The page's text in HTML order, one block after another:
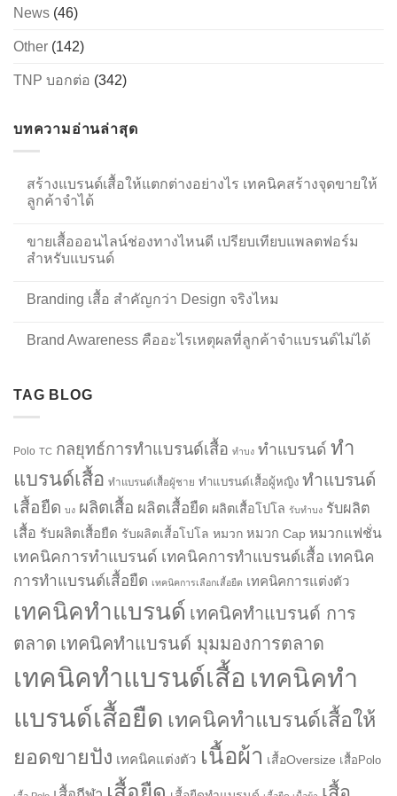
News (46)
Other (142)
TNP บอกต่อ (342)
บทความอ่านล่าสุด
สร้างแบรนด์เสื้อให้แตกต่างอย่างไร เทคนิคสร้างจุดขายให้
ลูกค้าจำได้
ขายเสื้อออนไลน์ช่องทางไหนดี เปรียบเทียบแพลตฟอร์ม
สำหรับแบรนด์
Branding เสื้อ สำคัญกว่า Design จริงไหม
Brand Awareness คืออะไรเหตุผลที่ลูกค้าจำแบรนด์ไม่ได้
TAG BLOG
Polo TC กลยุทธ์การทำแบรนด์เสื้อ ทำบง ทำแบรนด์ ทำ
แบรนด์เสื้อ ทำแบรนด์เสื้อผู้ชาย ทำแบรนด์เสื้อผู้หญิง ทำแบรนด์
เสื้อยืด บง ผลิตเสื้อ ผลิตเสื้อยืด ผลิตเสื้อโปโล รับทำบง รับผลิต
เสื้อ รับผลิตเสื้อยืด รับผลิตเสื้อโปโล หมวก หมวก Cap หมวกแฟชั่น
เทคนิคการทำแบรนด์ เทคนิคการทำแบรนด์เสื้อ เทคนิค
การทำแบรนด์เสื้อยืด เทคนิคการเลือกเสื้อยืด เทคนิคการแต่งตัว
เทคนิคทำแบรนด์ เทคนิคทำแบรนด์ การ
ตลาด เทคนิคทำแบรนด์ มุมมองการตลาด
เทคนิคทำแบรนด์เสื้อ เทคนิคทำ
แบรนด์เสื้อยืด เทคนิคทำแบรนด์เสื้อให้
ยอดขายปัง เทคนิคแต่งตัว เนื้อผ้า เสื้อOversize เสื้อPolo